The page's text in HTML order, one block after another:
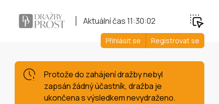
Aktuální čas11:30:03
Přihlásit se Registrovat se
Protože do zahájení dražby nebyl
zapsán žádný účastník, dražba je
ukončena s výsledkem nevydraženo.